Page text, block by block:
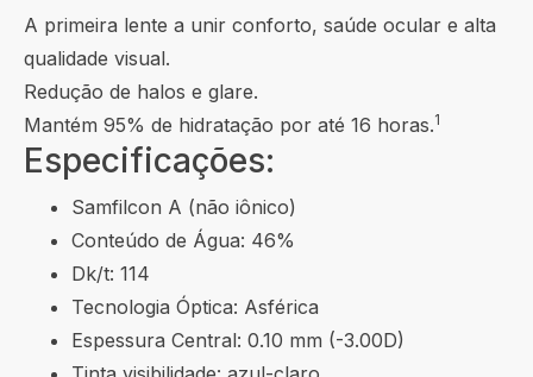
A primeira lente a unir conforto, saúde ocular e alta
qualidade visual.
Redução de halos e glare.
Mantém 95% de hidratação por até 16 horas.1
Especificações:
Samfilcon A (não iônico)
Conteúdo de Água: 46%
Dk/t: 114
Tecnologia Óptica: Asférica
Espessura Central: 0.10 mm (-3.00D)